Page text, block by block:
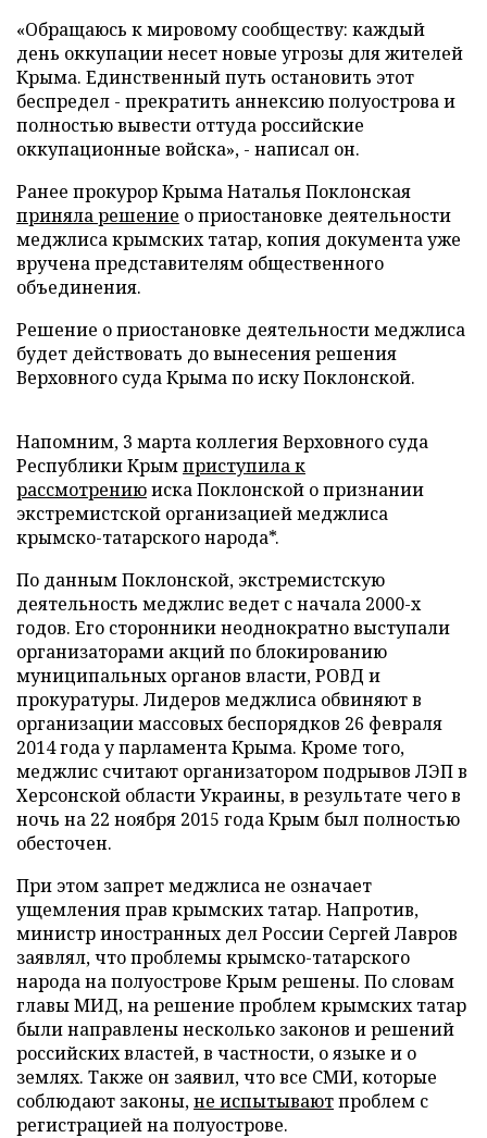
«Обращаюсь к мировому сообществу: каждый
день оккупации несет новые угрозы для жителей
Крыма. Единственный путь остановить этот
беспредел - прекратить аннексию полуострова и
полностью вывести оттуда российские
оккупационные войска», - написал он.
Ранее прокурор Крыма Наталья Поклонская
приняла решение о приостановке деятельности
меджлиса крымских татар, копия документа уже
вручена представителям общественного
объединения.
Решение о приостановке деятельности меджлиса
будет действовать до вынесения решения
Верховного суда Крыма по иску Поклонской.
Напомним, 3 марта коллегия Верховного суда
Республики Крымприступила к
рассмотрениюиска Поклонской о признании
экстремистской организацией меджлиса
крымско-татарского народа*.
По данным Поклонской, экстремистскую
деятельность меджлис ведет с начала 2000-х
годов. Его сторонники неоднократно выступали
организаторами акций по блокированию
муниципальных органов власти, РОВД и
прокуратуры. Лидеров меджлиса обвиняют в
организации массовых беспорядков 26 февраля
2014 года у парламента Крыма. Кроме того,
меджлис считают организатором подрывов ЛЭП в
Херсонской области Украины, в результате чего в
ночь на 22 ноября 2015 года Крым был полностью
обесточен.
При этом запрет меджлиса не означает
ущемления прав крымских татар. Напротив,
министр иностранных дел России Сергей Лавров
заявлял, что проблемы крымско-татарского
народа на полуострове Крым решены. По словам
главы МИД, на решение проблем крымских татар
были направлены несколько законов и решений
российских властей, в частности, о языке и о
землях. Также он заявил, что все СМИ, которые
соблюдают законы,не испытываютпроблем с
регистрацией на полуострове.